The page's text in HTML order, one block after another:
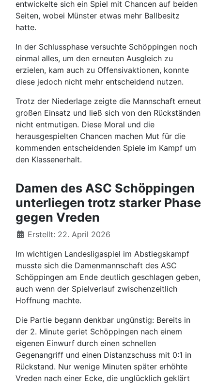
entwickelte sich ein Spiel mit Chancen auf beiden
Seiten, wobei Münster etwas mehr Ballbesitz
hatte.
In der Schlussphase versuchte Schöppingen noch
einmal alles, um den erneuten Ausgleich zu
erzielen, kam auch zu Offensivaktionen, konnte
diese jedoch nicht mehr entscheidend nutzen.
Trotz der Niederlage zeigte die Mannschaft erneut
großen Einsatz und ließ sich von den Rückständen
nicht entmutigen. Diese Moral und die
herausgespielten Chancen machen Mut für die
kommenden entscheidenden Spiele im Kampf um
den Klassenerhalt.
Damen des ASC Schöppingen
unterliegen trotz starker Phase
gegen Vreden
DetailsErstellt: 22. April 2026
Im wichtigen Landesligaspiel im Abstiegskampf
musste sich die Damenmannschaft des ASC
Schöppingen am Ende deutlich geschlagen geben,
auch wenn der Spielverlauf zwischenzeitlich
Hoffnung machte.
Die Partie begann denkbar ungünstig: Bereits in
der 2. Minute geriet Schöppingen nach einem
eigenen Einwurf durch einen schnellen
Gegenangriff und einen Distanzschuss mit 0:1 in
Rückstand. Nur wenige Minuten später erhöhte
Vreden nach einer Ecke, die unglücklich geklärt